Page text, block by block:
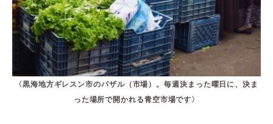
〈黒海地方ギレスン市のパザル（市場）。毎週決まった曜日に、決ま
った場所で開かれる青空市場です〉